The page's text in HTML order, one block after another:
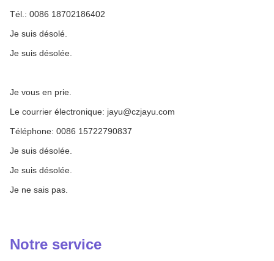
Tél.: 0086 18702186402
Je suis désolé.
Je suis désolée.
Je vous en prie.
Le courrier électronique: jayu@czjayu.com
Téléphone: 0086 15722790837
Je suis désolée.
Je suis désolée.
Je ne sais pas.
Notre service